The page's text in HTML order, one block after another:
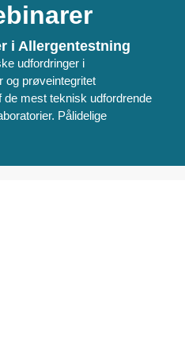
i Allergentestning
udfordringer i
og prøveintegritet
de mest teknisk udfordrende
Pålidelige